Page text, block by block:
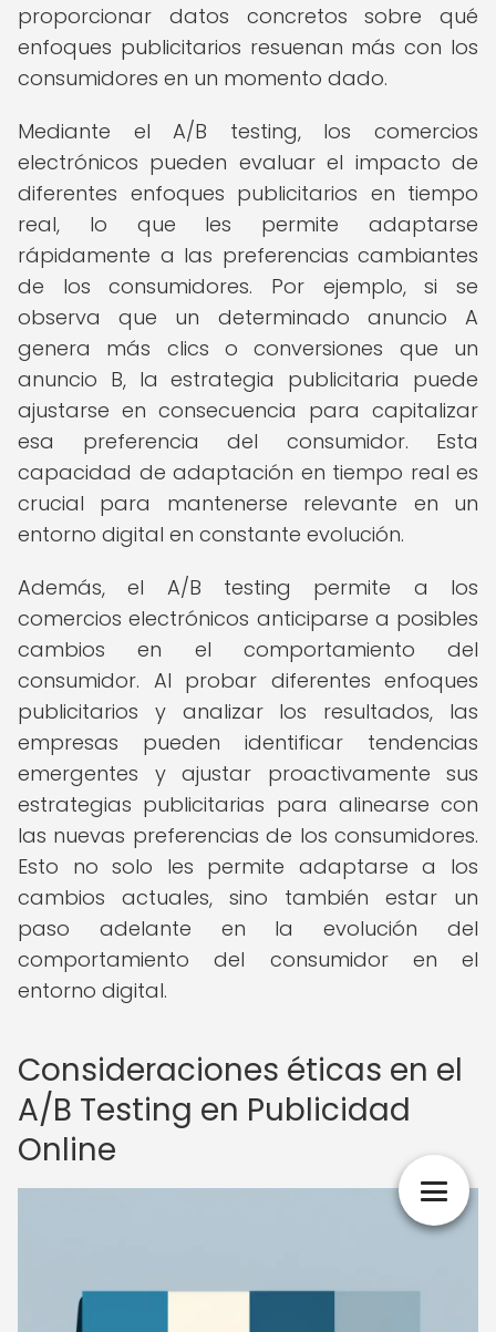
proporcionar datos concretos sobre qué
enfoques publicitarios resuenan más con los
consumidores en un momento dado.
Mediante el A/B testing, los comercios
electrónicos pueden evaluar el impacto de
diferentes enfoques publicitarios en tiempo
real, lo que les permite adaptarse
rápidamente a las preferencias cambiantes
de los consumidores. Por ejemplo, si se
observa que un determinado anuncio A
genera más clics o conversiones que un
anuncio B, la estrategia publicitaria puede
ajustarse en consecuencia para capitalizar
esa preferencia del consumidor. Esta
capacidad de adaptación en tiempo real es
crucial para mantenerse relevante en un
entorno digital en constante evolución.
Además, el A/B testing permite a los
comercios electrónicos anticiparse a posibles
cambios en el comportamiento del
consumidor. Al probar diferentes enfoques
publicitarios y analizar los resultados, las
empresas pueden identificar tendencias
emergentes y ajustar proactivamente sus
estrategias publicitarias para alinearse con
las nuevas preferencias de los consumidores.
Esto no solo les permite adaptarse a los
cambios actuales, sino también estar un
paso adelante en la evolución del
comportamiento del consumidor en el
entorno digital.
Consideraciones éticas en el
A/B Testing en Publicidad
Online